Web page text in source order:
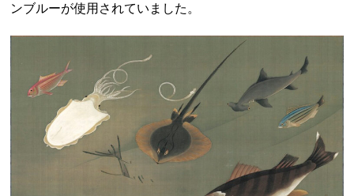
ンブルーが使用されていました。